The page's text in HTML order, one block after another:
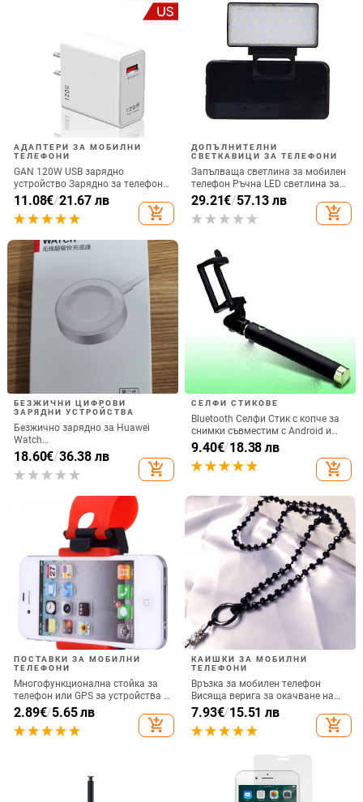
АДАПТЕРИ ЗА МОБИЛНИ
ТЕЛЕФОНИ
GAN 120W USB зарядно
устройство Зарядно за телефон
QC 5.0 4.0 3.0 Адаптер за бързо
зареждане за iPhone 14 13 12
Samsung Huawei realme usb
11.08€/21.67 лв
add_shopping_cart
ДОПЪЛНИТЕЛНИ
СВЕТКАВИЦИ ЗА ТЕЛЕФОНИ
Запълваща светлина за мобилен
телефон Ръчна LED светлина за
селфи излъчване на живо
Компютърна запълваща
светлина Видеоконференция
29.21€/57.13 лв
add_shopping_cart
БЕЗЖИЧНИ ЦИФРОВИ
ЗАРЯДНИ УСТРОЙСТВА
Безжично зарядно за Huawei
Watch
GT6/GT5/Watch5/Watch4/GT4 –
метален корпус, магнитно
зареждане, QC 3.0 бързо
18.60€/36.38 лв
add_shopping_cart
СЕЛФИ СТИКОВЕ
Bluetooth Селфи Стик с копче за
снимки съвместим с Android и
iOS- Черен/Зелен
9.40€/18.38 лв
add_shopping_cart
ПОСТАВКИ ЗА МОБИЛНИ
ТЕЛЕФОНИ
Многофункционална стойка за
телефон или GPS за устройства с
размери до 76мм / 4.8 инча
2.89€/5.65 лв
add_shopping_cart
КАИШКИ ЗА МОБИЛНИ
ТЕЛЕФОНИ
Връзка за мобилен телефон
Висяща верига за окачване на
врата Висулка Кристални
мъниста Ръчна изработка Анти-
загубено въже за каишка за
7.93€/15.51 лв
add_shopping_cart